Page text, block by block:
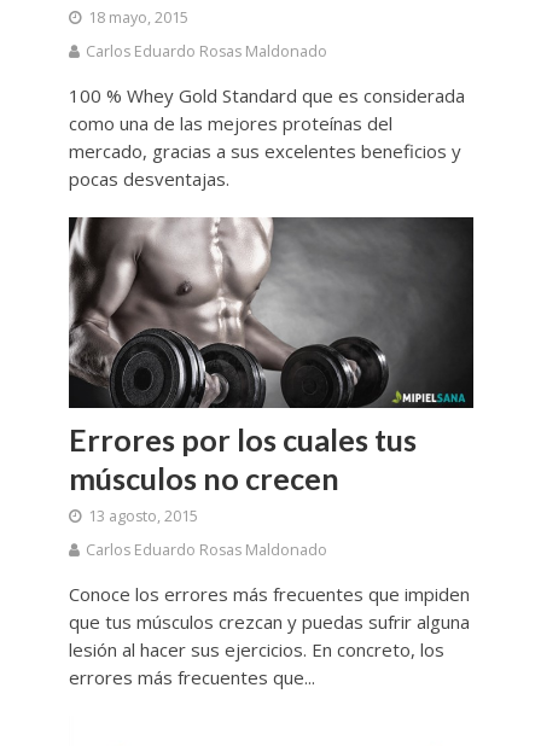
18 mayo, 2015
Carlos Eduardo Rosas Maldonado
100 % Whey Gold Standard que es considerada
como una de las mejores proteínas del
mercado, gracias a sus excelentes beneficios y
pocas desventajas.
Errores por los cuales tus
músculos no crecen
13 agosto, 2015
Carlos Eduardo Rosas Maldonado
Conoce los errores más frecuentes que impiden
que tus músculos crezcan y puedas sufrir alguna
lesión al hacer sus ejercicios. En concreto, los
errores más frecuentes que...